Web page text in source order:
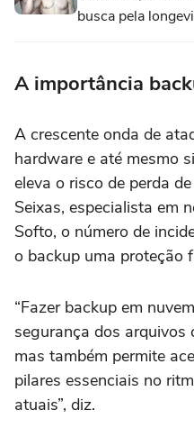
busca pela
A importância
A crescente onda de
hardware e até mesmo
eleva o risco de perda
Seixas, especialista em
Softo, o número de
o backup uma proteção
“Fazer backup em
segurança dos arquivos
mas também permite
pilares essenciais no
atuais”, diz.